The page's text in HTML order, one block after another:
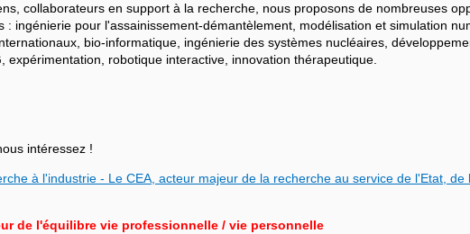
collaborateurs en support à la recherche, nous proposons de nombreuses
: ingénierie pour l'assainissement-démantèlement, modélisation et simulation
bio-informatique, ingénierie des systèmes nucléaires,
expérimentation, robotique interactive, innovation thérapeutique.
intéressez !
à l'industrie - Le CEA, acteur majeur de la recherche au service de l'Etat,
de l'équilibre vie professionnelle / vie personnelle